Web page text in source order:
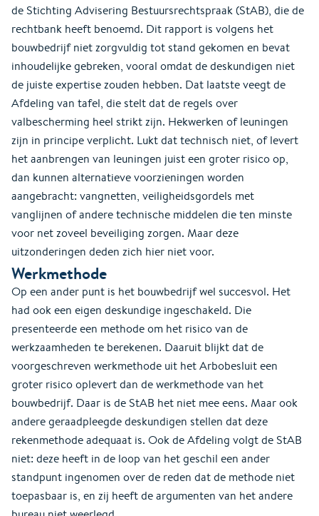
de Stichting Advisering Bestuursrechtspraak (StAB), die de
rechtbank heeft benoemd. Dit rapport is volgens het
bouwbedrijf niet zorgvuldig tot stand gekomen en bevat
inhoudelijke gebreken, vooral omdat de deskundigen niet
de juiste expertise zouden hebben. Dat laatste veegt de
Afdeling van tafel, die stelt dat de regels over
valbescherming heel strikt zijn. Hekwerken of leuningen
zijn in principe verplicht. Lukt dat technisch niet, of levert
het aanbrengen van leuningen juist een groter risico op,
dan kunnen alternatieve voorzieningen worden
aangebracht: vangnetten, veiligheidsgordels met
vanglijnen of andere technische middelen die ten minste
voor net zoveel beveiliging zorgen. Maar deze
uitzonderingen deden zich hier niet voor.
Werkmethode
Op een ander punt is het bouwbedrijf wel succesvol. Het
had ook een eigen deskundige ingeschakeld. Die
presenteerde een methode om het risico van de
werkzaamheden te berekenen. Daaruit blijkt dat de
voorgeschreven werkmethode uit het Arbobesluit een
groter risico oplevert dan de werkmethode van het
bouwbedrijf. Daar is de StAB het niet mee eens. Maar ook
andere geraadpleegde deskundigen stellen dat deze
rekenmethode adequaat is. Ook de Afdeling volgt de StAB
niet: deze heeft in de loop van het geschil een ander
standpunt ingenomen over de reden dat de methode niet
toepasbaar is, en zij heeft de argumenten van het andere